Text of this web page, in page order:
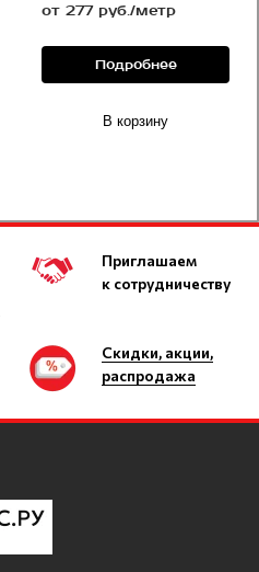
от 277 руб./метр
Подробнее
В корзину
Приглашаем
к сотрудничеству
Скидки, акции,
распродажа